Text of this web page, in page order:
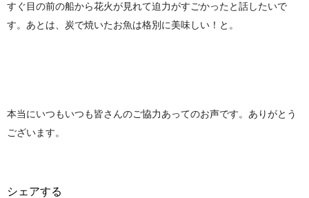
すぐ目の前の船から花火が見れて迫力がすごかったと話したいで
す。あとは、炭で焼いたお魚は格別に美味しい！と。
本当にいつもいつも皆さんのご協力あってのお声です。ありがとう
ございます。
シェアする